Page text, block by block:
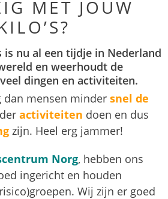
MET JOUW
is nu al een tijdje in Nederland
en weerhoudt de
dingen en activiteiten.
dan mensen minder snel de
activiteiten doen en dus
zijn. Heel erg jammer!
Norg, hebben ons
ingericht en houden
Wij zijn er goed